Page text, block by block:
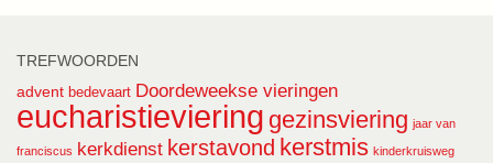
TREFWOORDEN
advent bedevaart Doordeweekse vieringen
eucharistieviering gezinsviering jaar van
franciscus kerkdienst kerstavond kerstmis kinderkruisweg